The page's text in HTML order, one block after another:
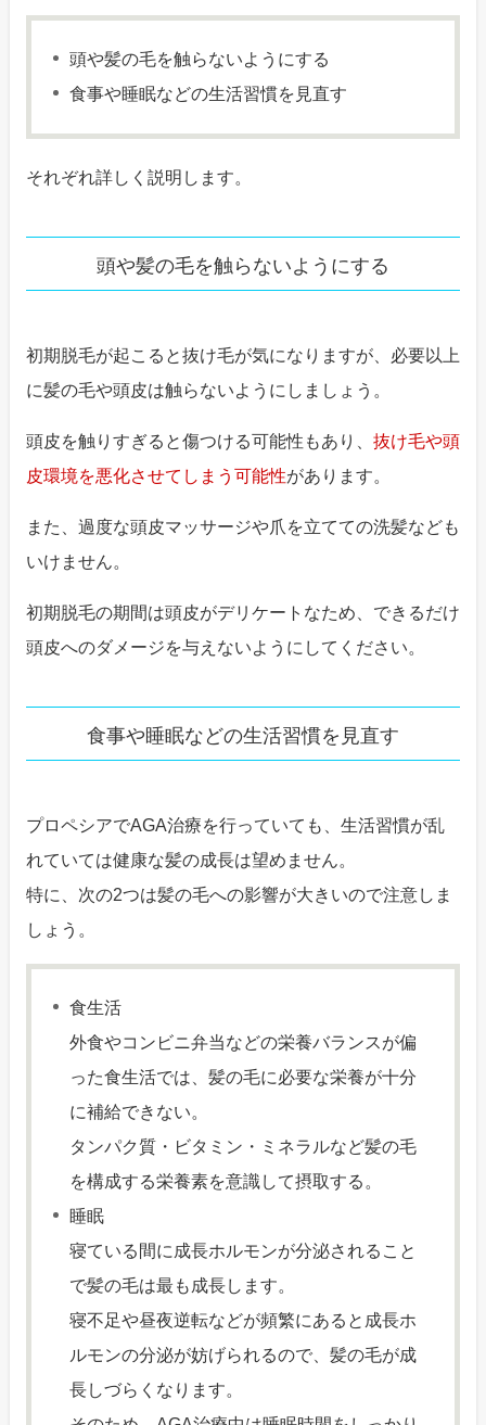
頭や髪の毛を触らないようにする
食事や睡眠などの生活習慣を見直す
それぞれ詳しく説明します。
頭や髪の毛を触らないようにする
初期脱毛が起こると抜け毛が気になりますが、必要以上
に髪の毛や頭皮は触らないようにしましょう。
頭皮を触りすぎると傷つける可能性もあり、 抜け毛や頭
皮環境を悪化させてしまう可能性があります。
また、過度な頭皮マッサージや爪を立てての洗髪なども
いけません。
初期脱毛の期間は頭皮がデリケートなため、できるだけ
頭皮へのダメージを与えないようにしてください。
食事や睡眠などの生活習慣を見直す
プロペシアでAGA治療を行っていても、生活習慣が乱
れていては健康な髪の成長は望めません。
特に、次の2つは髪の毛への影響が大きいので注意しま
しょう。
食生活
外食やコンビニ弁当などの栄養バランスが偏
った食生活では、髪の毛に必要な栄養が十分
に補給できない。
タンパク質・ビタミン・ミネラルなど髪の毛
を構成する栄養素を意識して摂取する。
睡眠
寝ている間に成長ホルモンが分泌されること
で髪の毛は最も成長します。
寝不足や昼夜逆転などが頻繁にあると成長ホ
ルモンの分泌が妨げられるので、髪の毛が成
長しづらくなります。